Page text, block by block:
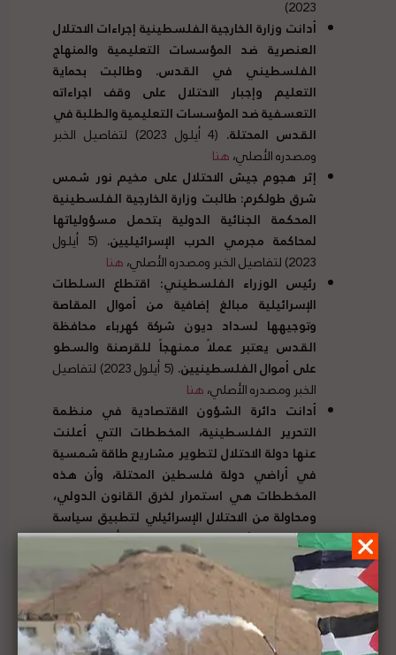
2023)
أدانت وزارة الخارجية الفلسطينية إجراءات الاحتلال
العنصرية ضد المؤسسات التعليمية والمنهاج
الفلسطيني في القدس. وطالبت بحماية
التعليم وإجبار الاحتلال على وقف اجراءاته
التعسفية ضد المؤسسات التعليمية والطلبة في
القدس المحتلة.
(4 أيلول 2023) لتفاصيل الخبر
ومصدره الأصلي،هنا
إثر هجوم جيش الاحتلال على مخيم نور شمس
شرق طولكرم: طالبت وزارة الخارجية الفلسطينية
المحكمة الجنائية الدولية بتحمل مسؤولياتها
لمحاكمة مجرمي الحرب الإسرائيليين.
(5 أيلول
2023) لتفاصيل الخبر ومصدره الأصلي،
هنا
رئيس الوزراء الفلسطيني: اقتطاع السلطات
الإسرائيلية مبالغ إضافية من أموال المقاصة
وتوجيهها لسداد ديون شركة كهرباء محافظة
القدس يعتبر عملاً ممنهجاً للقرصنة والسطو
على أموال الفلسطينيين.
(5 أيلول 2023) لتفاصيل
الخبر ومصدره الأصلي،هنا
أدانت دائرة الشؤون الاقتصادية في منظمة
التحرير الفلسطينية، المخططات التي أعلنت
عنها دولة الاحتلال لتطوير مشاريع طاقة شمسية
في أراضي دولة فلسطين المحتلة، وأن هذه
المخططات هي استمرار لخرق القانون الدولي،
ومحاولة من الاحتلال الإسرائيلي لتطبيق سياسة
“الغسيل الأخضر”للاستيطان
(6 أيلول 2023)
لتفاصيل الخبر ومصدره الأصلي،هنا
أدانت وزارة الخارجية الفلسطينية بشدة افتتاح
بابوا غينيا الجديدة سفارة لها في القدس المحتلة،
في انتهاك صارخ للقانون الدولي والقرارات
الاممية الواضحة بشأن المدينة المقدسة ومكانتها